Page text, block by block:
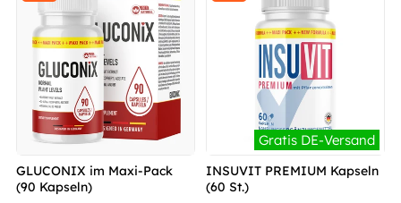
GLUCONIX im Maxi-Pack
(90 Kapseln)
Gratis DE-Versand
INSUVIT PREMIUM Kapseln
(60 St.)